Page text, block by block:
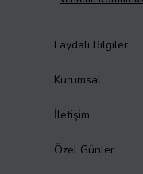
Faydalı Bilgiler
Kurumsal
İletişim
Özel Günler